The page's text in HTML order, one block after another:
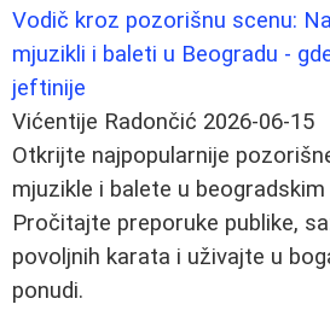
Vodič kroz pozorišnu scenu:
mjuzikli i baleti u Beogradu -
jeftinije
Vićentije Radončić 2026-06-15
Otkrijte najpopularnije
mjuzikle i balete u
Pročitajte preporuke publike,
povoljnih karata i uživajte u
ponudi.